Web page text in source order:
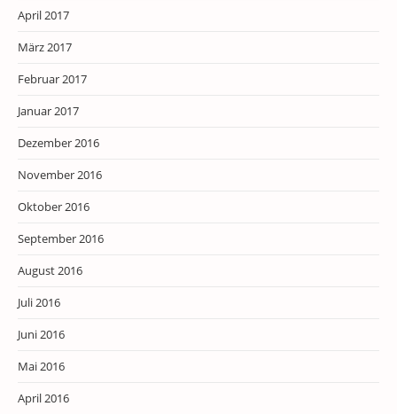
April 2017
März 2017
Februar 2017
Januar 2017
Dezember 2016
November 2016
Oktober 2016
September 2016
August 2016
Juli 2016
Juni 2016
Mai 2016
April 2016